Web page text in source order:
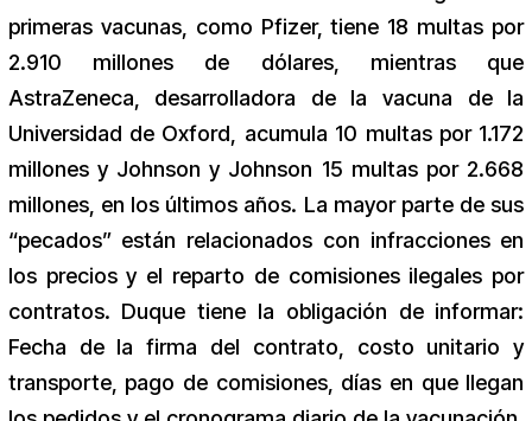
primeras vacunas, como Pfizer, tiene 18 multas por
2.910 millones de dólares, mientras que
AstraZeneca, desarrolladora de la vacuna de la
Universidad de Oxford, acumula 10 multas por 1.172
millones y Johnson y Johnson 15 multas por 2.668
millones, en los últimos años. La mayor parte de sus
“pecados” están relacionados con infracciones en
los precios y el reparto de comisiones ilegales por
contratos. Duque tiene la obligación de informar:
Fecha de la firma del contrato, costo unitario y
transporte, pago de comisiones, días en que llegan